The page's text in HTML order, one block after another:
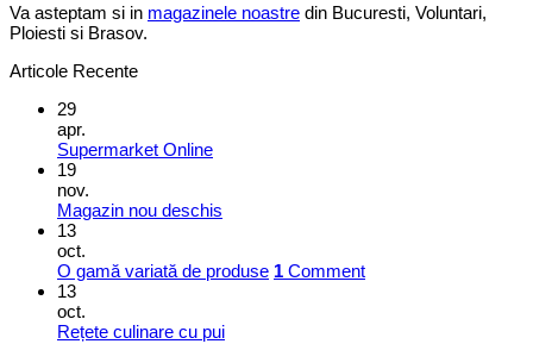
Va asteptam si in magazinele noastre din Bucuresti, Voluntari,
Ploiesti si Brasov.
Articole Recente
29
apr.
Supermarket Online
19
nov.
Magazin nou deschis
13
oct.
O gamă variată de produse 1 Comment
13
oct.
Rețete culinare cu pui